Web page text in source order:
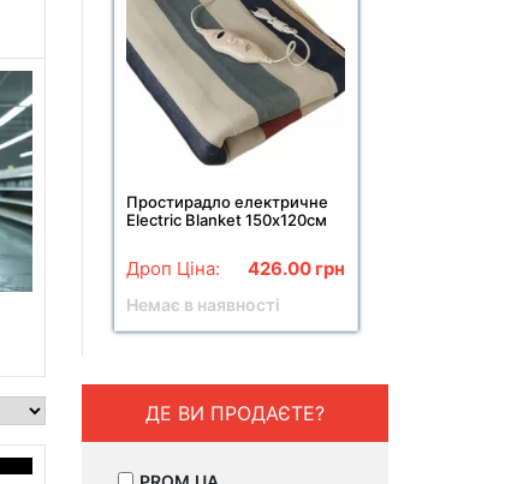
Простирадло електричне
Electric Blanket 150х120см
Дроп Ціна: 426.00 грн
Немає в наявності
ДЕ ВИ ПРОДАЄТЕ?